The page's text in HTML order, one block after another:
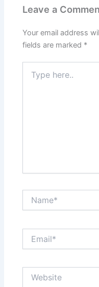
Leave a
Your email address
fields are marked *
here..